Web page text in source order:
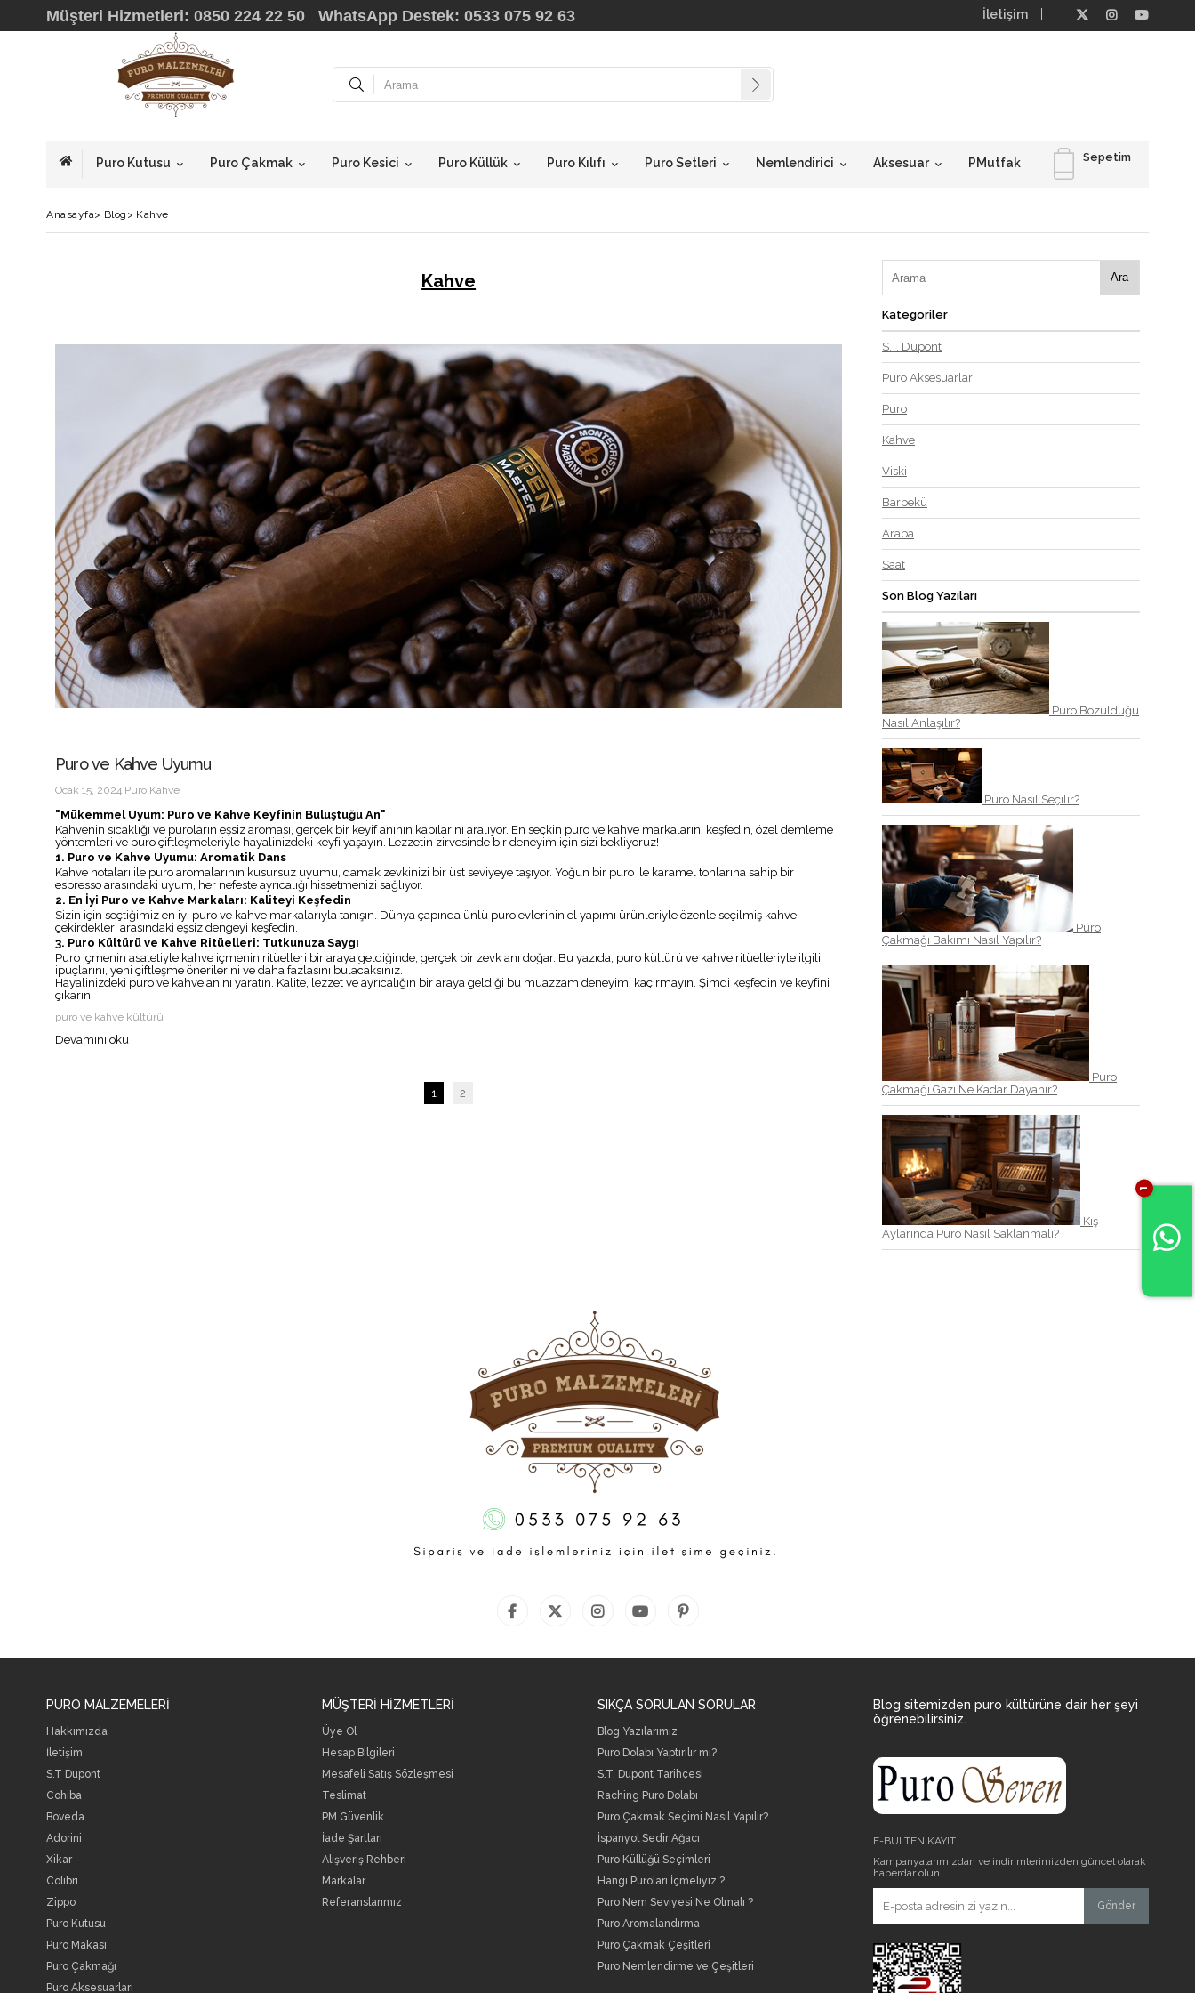
Müşteri Hizmetleri: 0850 224 22 50 WhatsApp Destek: 0533 075 92 63 İletişim
Sepetim
Puro Kutusu Puro Çakmak Puro Kesici Puro Küllük Puro Kılıfı Puro Setleri Nemlendirici Aksesuar PMutfak
Anasayfa> Blog > Kahve
Kahve
Puro ve Kahve Uyumu
Ocak 15, 2024 Puro Kahve
"Mükemmel Uyum: Puro ve Kahve Keyfinin Buluştuğu An"
Kahvenin sıcaklığı ve puroların eşsiz aroması, gerçek bir keyif anının kapılarını aralıyor. En seçkin puro ve kahve markalarını keşfedin, özel demleme
yöntemleri ve puro çiftleşmeleriyle hayalinizdeki keyfi yaşayın. Lezzetin zirvesinde bir deneyim için sizi bekliyoruz!
1. Puro ve Kahve Uyumu: Aromatik Dans
Kahve notaları ile puro aromalarının kusursuz uyumu, damak zevkinizi bir üst seviyeye taşıyor. Yoğun bir puro ile karamel tonlarına sahip bir
espresso arasındaki uyum, her nefeste ayrıcalığı hissetmenizi sağlıyor.
2. En İyi Puro ve Kahve Markaları: Kaliteyi Keşfedin
Sizin için seçtiğimiz en iyi puro ve kahve markalarıyla tanışın. Dünya çapında ünlü puro evlerinin el yapımı ürünleriyle özenle seçilmiş kahve
çekirdekleri arasındaki eşsiz dengeyi keşfedin.
3. Puro Kültürü ve Kahve Ritüelleri: Tutkunuza Saygı
Puro içmenin asaletiyle kahve içmenin ritüelleri bir araya geldiğinde, gerçek bir zevk anı doğar. Bu yazıda, puro kültürü ve kahve ritüelleriyle ilgili
ipuçlarını, yeni çiftleşme önerilerini ve daha fazlasını bulacaksınız.
Hayalinizdeki puro ve kahve anını yaratın. Kalite, lezzet ve ayrıcalığın bir araya geldiği bu muazzam deneyimi kaçırmayın. Şimdi keşfedin ve keyfini
çıkarın!
puro ve kahve kültürü
Devamını oku
1 2
Ara
Kategoriler
S.T. Dupont
Puro Aksesuarları
Puro
Kahve
Viski
Barbekü
Araba
Saat
Son Blog Yazıları
Puro Bozulduğu
Nasıl Anlaşılır?
Puro Nasıl Seçilir?
Puro
Çakmağı Bakımı Nasıl Yapılır?
Puro
Çakmağı Gazı Ne Kadar Dayanır?
Kış
Aylarında Puro Nasıl Saklanmalı?
PURO MALZEMELERİ
Hakkımızda
İletişim
S.T Dupont
Cohiba
Boveda
Adorini
Xikar
Colibri
Zippo
Puro Kutusu
Puro Makası
Puro Çakmağı
Puro Aksesuarları
MÜŞTERİ HİZMETLERİ
Üye Ol
Hesap Bilgileri
Mesafeli Satış Sözleşmesi
Teslimat
PM Güvenlik
İade Şartları
Alışveriş Rehberi
Markalar
Referanslarımız
SIKÇA SORULAN SORULAR
Blog Yazılarımız
Puro Dolabı Yaptırılır mı?
S.T. Dupont Tarihçesi
Raching Puro Dolabı
Puro Çakmak Seçimi Nasıl Yapılır?
İspanyol Sedir Ağacı
Puro Küllüğü Seçimleri
Hangi Puroları İçmeliyiz ?
Puro Nem Seviyesi Ne Olmalı ?
Puro Aromalandırma
Puro Çakmak Çeşitleri
Puro Nemlendirme ve Çeşitleri
Blog sitemizden puro kültürüne dair her şeyi
öğrenebilirsiniz.
E-BÜLTEN KAYIT
Kampanyalarımızdan ve indirimlerimizden güncel olarak
haberdar olun.
Gönder
1